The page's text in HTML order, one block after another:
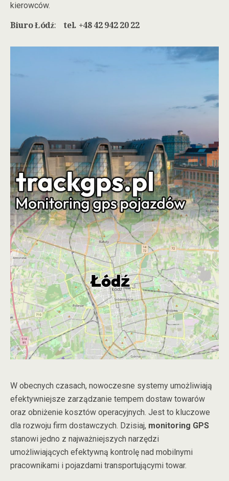
kierowców.
Biuro Łódź: tel. +48 42 942 20 22
W obecnych czasach, nowoczesne systemy umożliwiają
efektywniejsze zarządzanie tempem dostaw towarów
oraz obniżenie kosztów operacyjnych. Jest to kluczowe
dla rozwoju firm dostawczych. Dzisiaj, monitoring GPS
stanowi jedno z najważniejszych narzędzi
umożliwiających efektywną kontrolę nad mobilnymi
pracownikami i pojazdami transportującymi towar.